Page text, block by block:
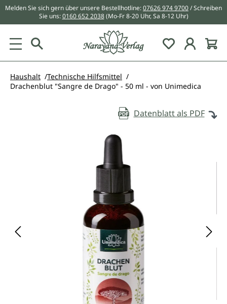
springen
Melden Sie sich gern über unsere Bestellhotline:07626 974 9700/ Schreiben
Sie uns:0160 652 2038 (Mo-Fr 8-20 Uhr, Sa 8-12 Uhr)
Du hast 0
Haushalt
Technische Hilfsmittel
Drachenblut "Sangre de Drago" - 50 ml - von Unimedica
Datenblatt als PDF
Bildergalerie überspringen